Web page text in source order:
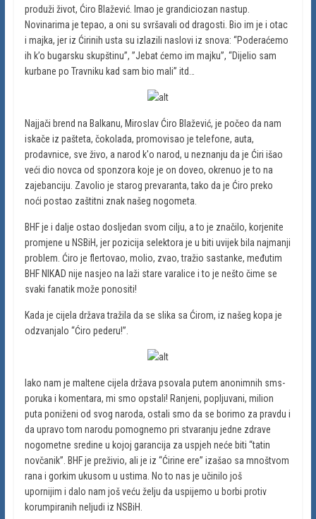
produži život, Ćiro Blažević. Imao je grandiciozan nastup.
Novinarima je tepao, a oni su svršavali od dragosti. Bio im je i otac
i majka, jer iz Ćirinih usta su izlazili naslovi iz snova: “Poderaćemo
ih k’o bugarsku skupštinu”, ”Jebat ćemo im majku”, “Dijelio sam
kurbane po Travniku kad sam bio mali” itd…
Najjači brend na Balkanu, Miroslav Ćiro Blažević, je počeo da nam
iskače iz pašteta, čokolada, promovisao je telefone, auta,
prodavnice, sve živo, a narod k'o narod, u neznanju da je Ćiri išao
veći dio novca od sponzora koje je on doveo, okrenuo je to na
zajebanciju. Zavolio je starog prevaranta, tako da je Ćiro preko
noći postao zaštitni znak našeg nogometa.
BHF je i dalje ostao dosljedan svom cilju, a to je značilo, korjenite
promjene u NSBiH, jer pozicija selektora je u biti uvijek bila najmanji
problem. Ćiro je flertovao, molio, zvao, tražio sastanke, međutim
BHF NIKAD nije nasjeo na laži stare varalice i to je nešto čime se
svaki fanatik može ponositi!
Kada je cijela država tražila da se slika sa Ćirom, iz našeg kopa je
odzvanjalo “Ćiro pederu!”.
Iako nam je maltene cijela država psovala putem anonimnih sms-
poruka i komentara, mi smo opstali! Ranjeni, popljuvani, milion
puta poniženi od svog naroda, ostali smo da se borimo za pravdu i
da upravo tom narodu pomognemo pri stvaranju jedne zdrave
nogometne sredine u kojoj garancija za uspjeh neće biti “tatin
novčanik”. BHF je preživio, ali je iz “Ćirine ere” izašao sa mnoštvom
rana i gorkim ukusom u ustima. No to nas je učinilo još
upornijim i dalo nam još veću želju da uspijemo u borbi protiv
korumpiranih neljudi iz NSBiH.